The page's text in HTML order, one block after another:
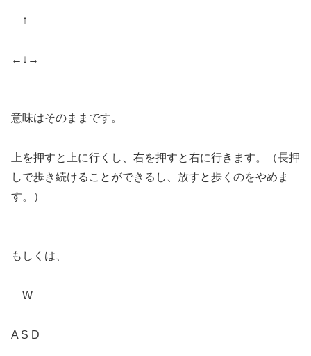
↑
←↓→
意味はそのままです。
上を押すと上に行くし、右を押すと右に行きます。（長押
しで歩き続けることができるし、放すと歩くのをやめま
す。）
もしくは、
W
A S D